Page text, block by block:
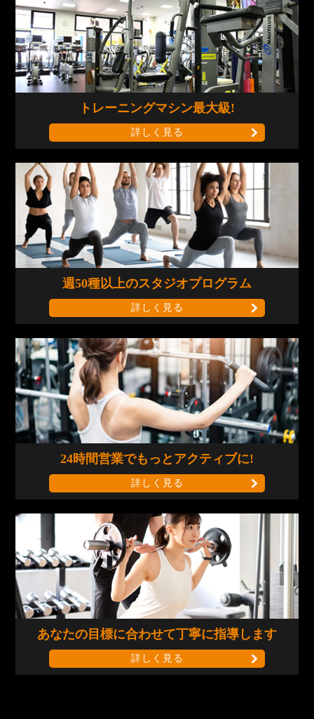
トレーニングマシン最大級!
詳しく見る
週50種以上のスタジオプログラム
詳しく見る
24時間営業でもっとアクティブに!
詳しく見る
あなたの目標に合わせて丁寧に指導します
詳しく見る